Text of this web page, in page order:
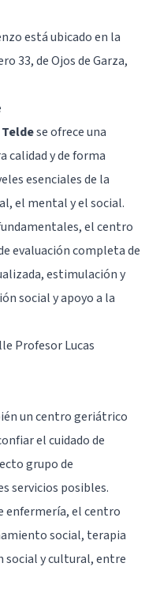
está ubicado en la
33, de Ojos de Garza,
se ofrece una
calidad y de forma
esenciales de la
el mental y el social.
el centro
evaluación completa de
estimulación y
social y apoyo a la
Profesor Lucas
un centro geriátrico
el cuidado de
grupo de
servicios posibles.
enfermería, el centro
social, terapia
social y cultural, entre